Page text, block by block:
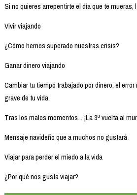
Si no quieres arrepentirte el día que te mueras,
Vivir viajando
¿Cómo hemos superado nuestras crisis?
Ganar dinero viajando
Cambiar tu tiempo trabajado por dinero: el error
grave de tu vida
Tras los malos momentos... ¡La 3ª vuelta al
Mensaje navideño que a muchos no gustará
Viajar para perder el miedo a la vida
¿Por qué nos gusta viajar?